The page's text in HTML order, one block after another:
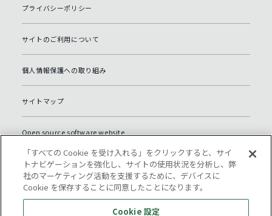
プライバシーポリシー
サイトのご利用について
個人情報保護への取り組み
サイトマップ
Open source software website
Cookie 設定
「すべての Cookie を受け入れる」をクリックすると、サイ
トナビゲーションを強化し、サイトの使用状況を分析し、弊
社のマーケティング活動を支援するために、デバイスに
Cookie を保存することに同意したことになります。
Cookie 設定